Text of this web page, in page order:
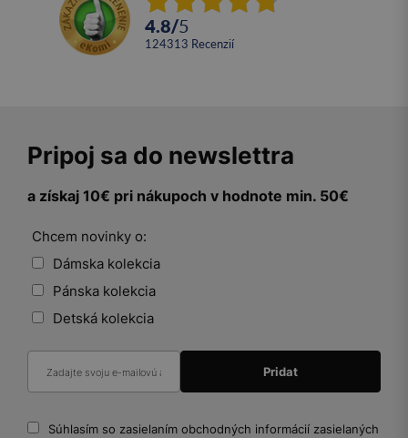
4.8/5
124313 recenzií
Pripoj sa do newslettra
a získaj 10€ pri nákupoch v hodnote min. 50€
Chcem novinky o:
Dámska kolekcia
Pánska kolekcia
Detská kolekcia
Súhlasím so zasielaním obchodných informácií zasielaných